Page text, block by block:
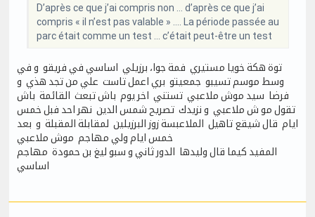
D’après ce que j’ai compris non … d’après ce que j’ai
compris « il n’est pas valable » …. La période passée au
parc était comme un test … c’était peut-être un test
توة هكة خويا مستيري فمة جوا، برزيلي اساسي في فريقو و في
وسط موسم تسيبو جمعيتو بري اعمل تاست علي من تجد هذي و
فرضا سيد موش ملاعبي تستني اخر يوم باش تبعث القائمة باش
تقول مو ش ملاعبي و نزيدك تصريح شمس الدين نهر احد فبل خمس
ايام قال شيقع تاهيل الملاعبسة زوز البرزيلين لمقابلة المقبلة و بعد
خمس ايام ولي مهاجم موش ملاعبي
المفيد كيما قال وليدها الدور ثاني و سبو ليغ بن حمودة مهاجم
اساسي